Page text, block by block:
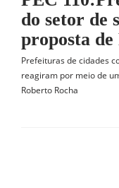
do setor de
proposta
Prefeituras de cidades
reagiram por meio de
Roberto Rocha